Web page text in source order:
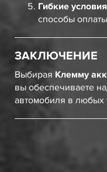
Гибкие
способы
ЗАКЛЮЧЕНИЕ
Выбирая Клемму
вы обеспечиваете
автомобиля в любых